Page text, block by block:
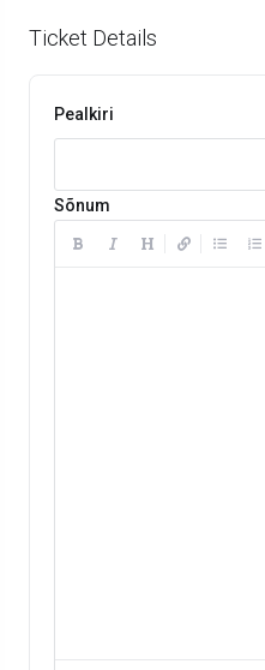
Ticket Details
Pealkiri
Sõnum